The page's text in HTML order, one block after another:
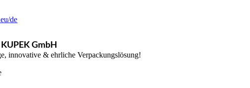
de
KUPEK GmbH
innovative & ehrliche Verpackungslösung!